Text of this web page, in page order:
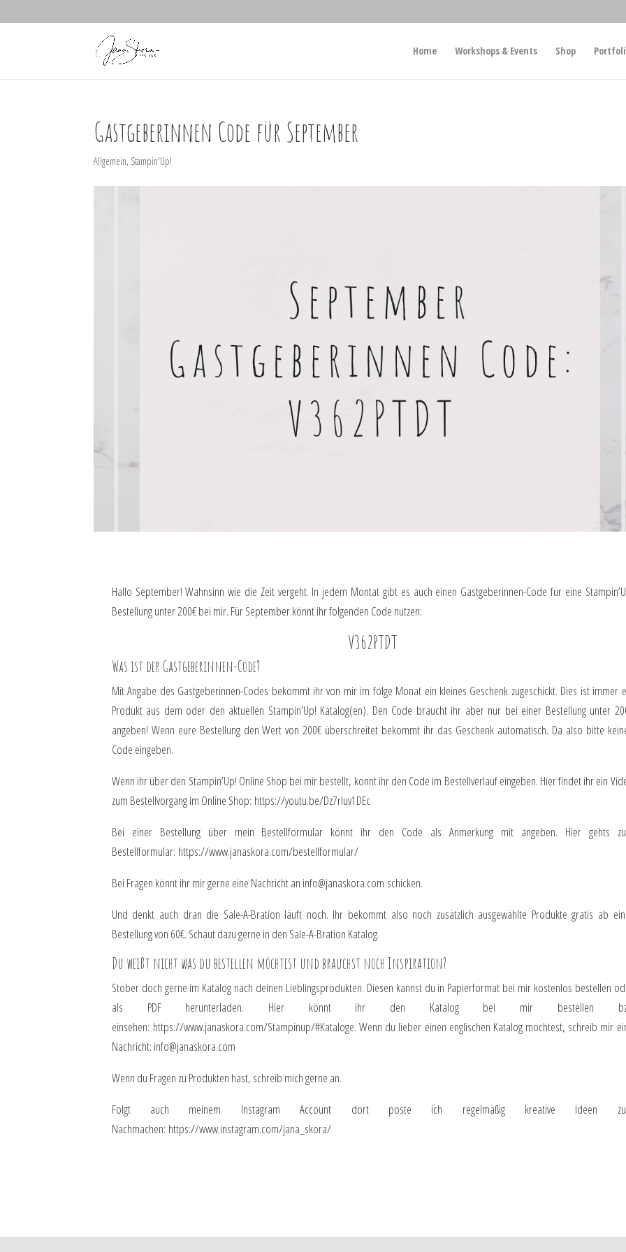
Home Workshops & Events Shop
Gastgeberinnen Code für September
Allgemein, Stampin'Up!
Hallo September! Wahnsinn wie die Zeit vergeht. In jedem Montat gibt es auch einen Gastgeberinnen-Code für eine
Bestellung unter 200€ bei mir. Für September könnt ihr folgenden Code nutzen:
V362PTDT
Was ist der Gastgeberinnen-Code?
Mit Angabe des Gastgeberinnen-Codes bekommt ihr von mir im folge Monat ein kleines Geschenk zugeschickt. Dies ist immer
Produkt aus dem oder den aktuellen Stampin’Up! Katalog(en). Den Code braucht ihr aber nur bei einer Bestellung unter
angeben! Wenn eure Bestellung den Wert von 200€ überschreitet bekommt ihr das Geschenk automatisch. Da also bitte
Code eingeben.
Wenn ihr über den Stampin’Up! Online Shop bei mir bestellt, könnt ihr den Code im Bestellverlauf eingeben. Hier findet ihr ein
zum Bestellvorgang im Online Shop: https://youtu.be/Dz7rluv1DEc
Bei einer Bestellung über mein Bestellformular könnt ihr den Code als Anmerkung mit angeben. Hier gehts
Bestellformular: https://www.janaskora.com/bestellformular/
Bei Fragen könnt ihr mir gerne eine Nachricht an info@janaskora.com schicken.
Und denkt auch dran die Sale-A-Bration läuft noch. Ihr bekommt also noch zusätzlich ausgewählte Produkte gratis ab
Bestellung von 60€. Schaut dazu gerne in den Sale-A-Bration Katalog.
Du weißt nicht was du bestellen möchtest und brauchst noch Inspiration?
Stöber doch gerne im Katalog nach deinen Lieblingsprodukten. Diesen kannst du in Papierformat bei mir kostenlos bestellen
als PDF herunterladen. Hier könnt ihr den Katalog bei mir bestellen
einsehen: https://www.janaskora.com/Stampinup/#Kataloge. Wenn du lieber einen englischen Katalog möchtest, schreib mir
Nachricht: info@janaskora.com
Wenn du Fragen zu Produkten hast, schreib mich gerne an.
Folgt auch meinem Instagram Account dort poste ich regelmäßig kreative Ideen
Nachmachen: https://www.instagram.com/jana_skora/